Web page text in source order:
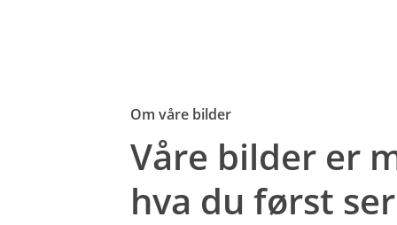
Om våre bilder
Våre bilder er
hva du først ser